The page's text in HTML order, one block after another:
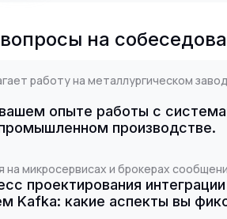
на
работу на металлургическом
опыте работы с
производстве.
на микросервисах и брокерах
проектирования
Kafka: какие аспекты вы